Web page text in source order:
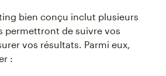
bien conçu inclut plusieurs
permettront de suivre vos
vos résultats. Parmi eux,
: